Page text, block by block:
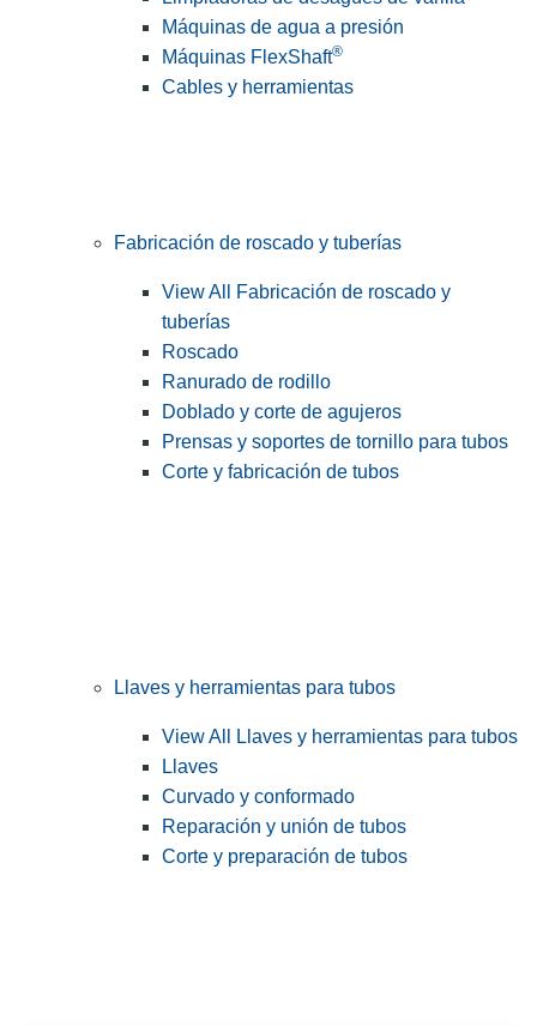
Máquinas de agua a presión
Máquinas FlexShaft®
Cables y herramientas
Fabricación de roscado y tuberías
View All Fabricación de roscado y
tuberías
Roscado
Ranurado de rodillo
Doblado y corte de agujeros
Prensas y soportes de tornillo para tubos
Corte y fabricación de tubos
Llaves y herramientas para tubos
View All Llaves y herramientas para tubos
Llaves
Curvado y conformado
Reparación y unión de tubos
Corte y preparación de tubos